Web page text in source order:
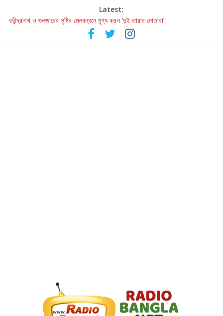
Latest:
রবীন্দ্রনাথ ও গুলজারের সৃষ্টির মেলবন্ধনে মুগ্ধ করল ‘দুই তারার দোতারা’
কলের গান থেকে রীলস্ — বাঙালির গান শোনার বিবর্তনের গল্প